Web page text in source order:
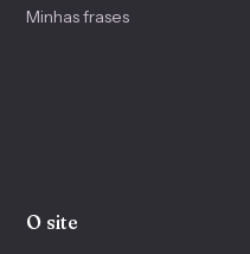
Minhas frases
O site